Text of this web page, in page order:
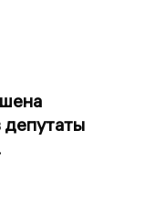
депутаты